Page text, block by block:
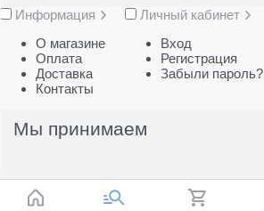
Информация
О магазине
Оплата
Доставка
Контакты
Личный кабинет
Вход
Регистрация
Забыли пароль?
Мы принимаем